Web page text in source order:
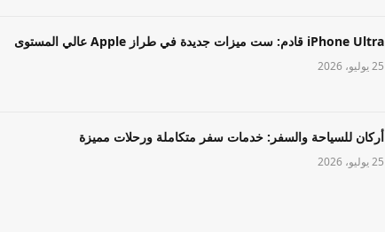
iPhone Ultra قادم: ست ميزات جديدة في طراز Apple عالي المستوى
25 يوليو، 2026
أركان للسياحة والسفر: خدمات سفر متكاملة ورحلات مميزة
25 يوليو، 2026